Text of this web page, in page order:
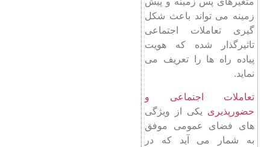
زمینه می تواند باعث شکل
گیری تعاملات اجتماعی
تاثیرگذار شده که هویت
پیاده راه ها را تعریف می
نماید.
تعاملات اجتماعی و
حضورپذیری یکی از ویژگی
های فضای عمومی موفق
به شمار می آید که در